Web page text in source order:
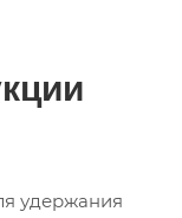
удержания